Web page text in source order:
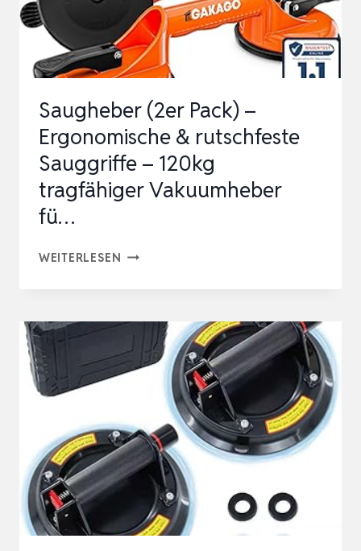
WERKZEUG,
HUBBELASTUNG
VON
ZU
120
K…
Saugheber (2er Pack) –
Ergonomische & rutschfeste
Sauggriffe – 120kg
tragfähiger Vakuumheber
fü…
WEITERLESEN SAUGHEBER
–
ERGONOMISCHE
&
RUTSCHFESTE
SAUGGRIFFE
–
120KG
TRAGFÄHIGER
VAKUUMHEBER